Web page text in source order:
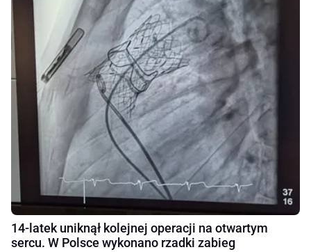
14-latek uniknął kolejnej operacji na otwartym
sercu. W Polsce wykonano rzadki zabieg